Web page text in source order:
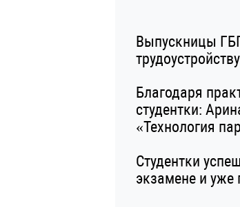
Выпускницы
Благодаря
студентки:
«Технология
Студентки
экзамене и уже